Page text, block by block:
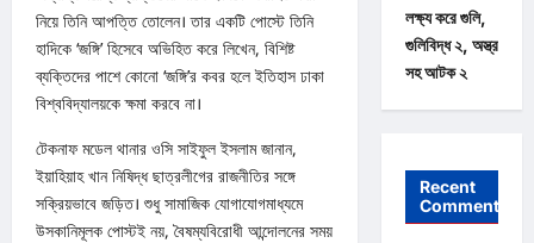
নিয়ে তিনি আপত্তি তোলেন। তার একটি পোস্টে তিনি
হাদিকে ‘জঙ্গি’ হিসেবে অভিহিত করে লিখেন, বিশিষ্ট
ব্যক্তিদের পাশে কোনো ‘জঙ্গি’র কবর হলে ইতিহাস ঢাকা
বিশ্ববিদ্যালয়কে ক্ষমা করবে না।
টেকনাফ মডেল থানার ওসি সাইফুল ইসলাম জানান,
ইয়াহিয়াহ খান নিষিদ্ধ ছাত্রলীগের রাজনীতির সঙ্গে
সক্রিয়ভাবে জড়িত। শুধু সামাজিক যোগাযোগমাধ্যমে
উসকানিমূলক পোস্টই নয়, বৈষম্যবিরোধী আন্দোলনের সময়
লক্ষ্য করে গুলি,
গুলিবিদ্ধ ২, অস্ত্র
সহ আটক ২
Recent
Comments